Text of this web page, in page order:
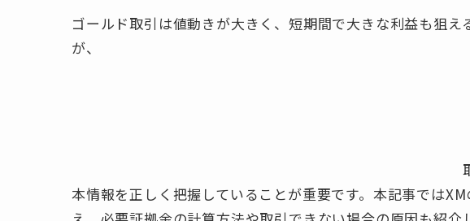
ゴールド取引は値動きが大きく、短期間で大きな利益も狙え
が
取引をする前に特徴や
本情報を正しく把握していることが重要です。本記事では